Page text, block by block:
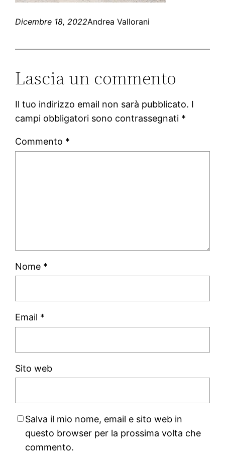
Dicembre 18, 2022Andrea Vallorani
Lascia un commento
Il tuo indirizzo email non sarà pubblicato. I
campi obbligatori sono contrassegnati *
Commento *
Nome *
Email *
Sito web
Salva il mio nome, email e sito web in
questo browser per la prossima volta che
commento.